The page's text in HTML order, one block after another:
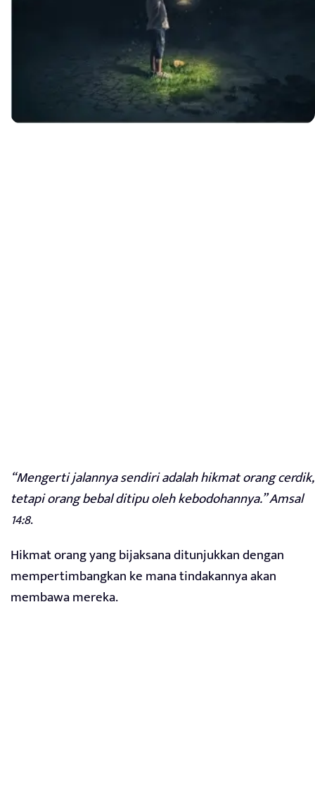
“Mengerti jalannya sendiri adalah hikmat orang cerdik,
tetapi orang bebal ditipu oleh kebodohannya.” Amsal
14:8.
Hikmat orang yang bijaksana ditunjukkan dengan
mempertimbangkan ke mana tindakannya akan
membawa mereka.